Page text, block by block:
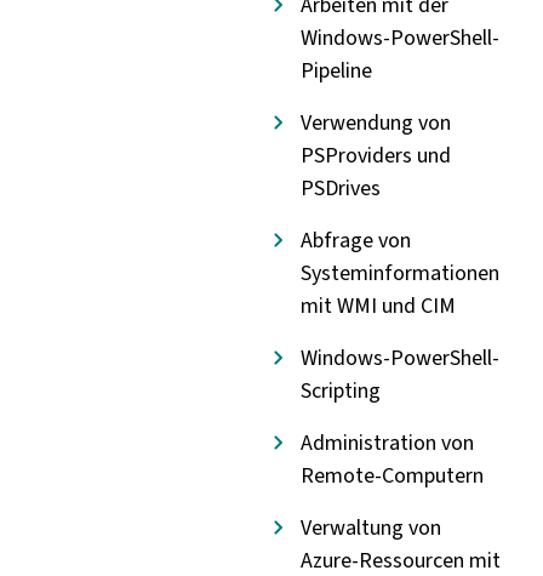
Windows-PowerShell-
Pipeline
Verwendung von
PSProviders und
PSDrives
Abfrage von
Systeminformationen
mit WMI und CIM
Windows-PowerShell-
Scripting
Administration von
Remote-Computern
Verwaltung von
Azure-Ressourcen mit